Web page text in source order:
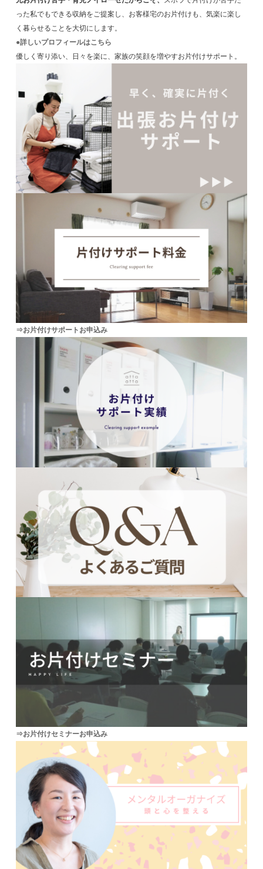
った私でもできる収納をご提案し、お客様宅のお片付けも、気楽に楽し
く暮らせることを大切にします。
●詳しいプロフィールはこちら
優しく寄り添い、日々を楽に、家族の笑顔を増やすお片付けサポート。
⇒お片付けサポートお申込み
⇒お片付けセミナーお申込み